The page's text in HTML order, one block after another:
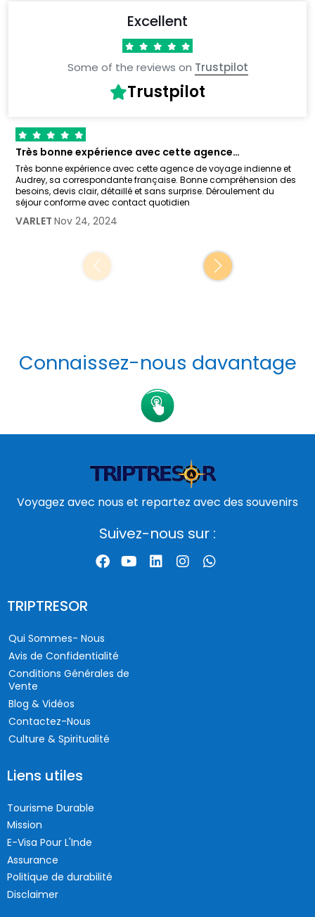
Excellent
Some of the reviews on Trustpilot
Trustpilot
Très bonne expérience avec cette agence…
Très bonne expérience avec cette agence de voyage indienne et
Audrey, sa correspondante française. Bonne compréhension des
besoins, devis clair, détaillé et sans surprise. Déroulement du
séjour conforme avec contact quotidien
VARLET Nov 24, 2024
Connaissez-nous davantage
Voyagez avec nous et repartez avec des souvenirs
Suivez-nous sur :
TRIPTRESOR
Qui Sommes- Nous
Avis de Confidentialité
Conditions Générales de
Vente
Blog & Vidéos
Contactez-Nous
Culture & Spiritualité
Liens utiles
Tourisme Durable
Mission
E-Visa Pour L'Inde
Assurance
Politique de durabilité
Disclaimer